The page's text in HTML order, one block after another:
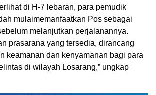
di H-7 lebaran, para pemudik
mulaimemanfaatkan Pos sebagai
melanjutkan perjalanannya.
prasarana yang tersedia, dirancang
keamanan dan kenyamanan bagi para
di wilayah Losarang,” ungkap